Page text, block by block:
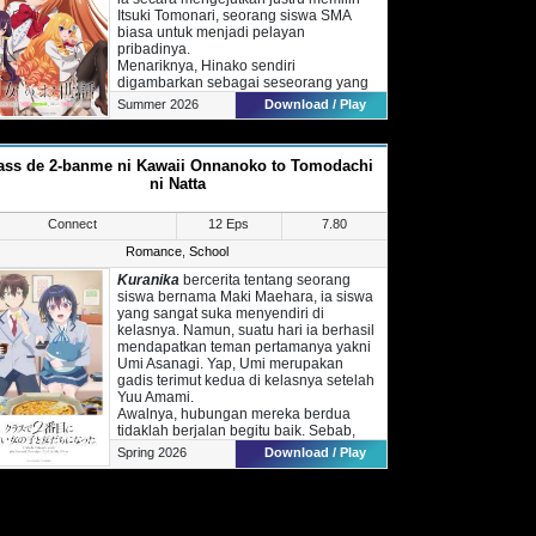
Itsuki Tomonari, seorang siswa SMA
biasa untuk menjadi pelayan
pribadinya.
Menariknya, Hinako sendiri
digambarkan sebagai seseorang yang
sangat sopan. Namun kenyataannya, ia
adalah gadis pemalas dan tidak mampu
sekedar mengganti pakaiannya.
Usut punya usut, alasan mengapa
Hinako tampi sempurna di depan umum
terpandang. Melihat kondisi tersebut,
Itsuki memilih untuk membantu Hinako
agar bisa hidup seperti apa yang ia
inginkan.
Summer 2026 Download / Play
de 2-banme ni Kawaii Onnanoko to Tomodachi
ni Natta
Connect 12 Eps
7.80
Romance, School
Kuranika bercerita tentang seorang
siswa bernama Maki Maehara, ia siswa
yang sangat suka menyendiri di
kelasnya. Namun, suatu hari ia berhasil
mendapatkan teman pertamanya yakni
Umi Asanagi. Yap, Umi merupakan
gadis terimut kedua di kelasnya setelah
Yuu Amami.
Awalnya, hubungan mereka berdua
tidaklah berjalan begitu baik. Sebab,
Maki menganggap bahwa Asanagi
hidup di dunia yang berbeda
Spring 2026 Download / Play